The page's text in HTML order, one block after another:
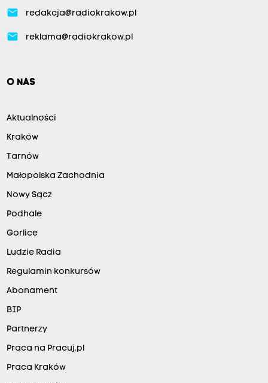
email redakcja@radiokrakow.pl
email reklama@radiokrakow.pl
O NAS
Aktualności
Kraków
Tarnów
Małopolska Zachodnia
Nowy Sącz
Podhale
Gorlice
Ludzie Radia
Regulamin konkursów
Abonament
BIP
Partnerzy
Praca na Pracuj.pl
Praca Kraków